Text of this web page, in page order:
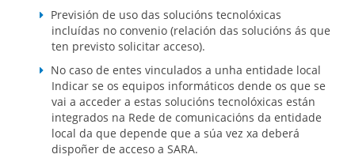
Previsión de uso das solucións tecnolóxicas
incluídas no convenio (relación das solucións ás que
ten previsto solicitar acceso).
No caso de entes vinculados a unha entidade local
Indicar se os equipos informáticos dende os que se
vai a acceder a estas solucións tecnolóxicas están
integrados na Rede de comunicacións da entidade
local da que depende que a súa vez xa deberá
dispoñer de acceso a SARA.